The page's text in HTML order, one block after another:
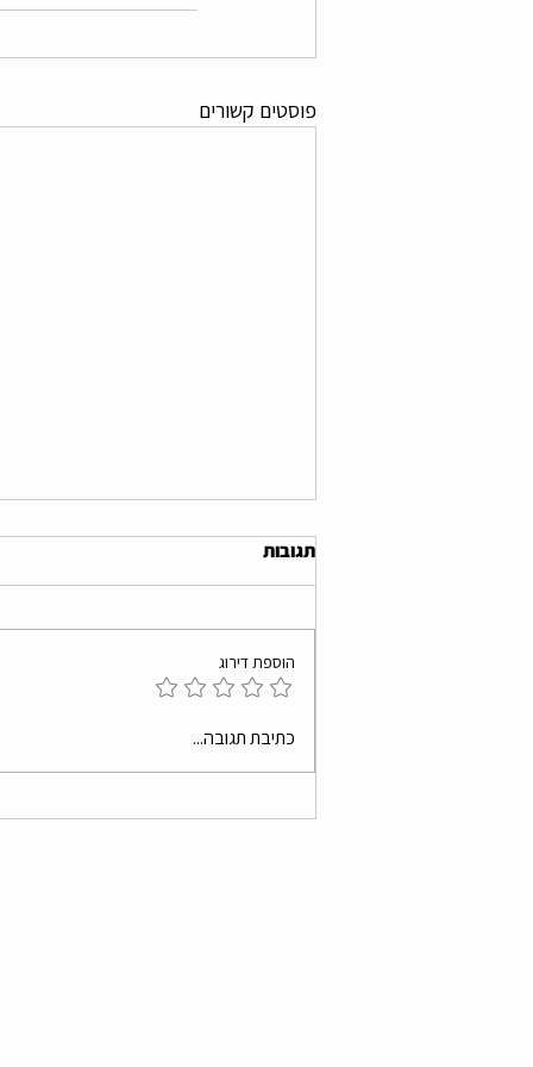
פוסטים קשורים
האם כדאי לנסות שיעורי גיטרה
תגובות
הוספת דירוג
כתיבת תגובה...